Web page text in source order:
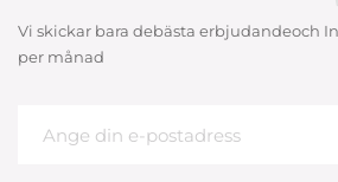
Vi skickar bara debästa erbjudandeoch
per månad